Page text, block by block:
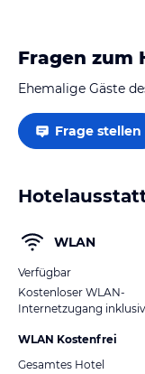
Fragen zum
Ehemalige Gäste
Frage stellen
WLAN
Verfügbar
Kostenloser WLAN-
Internetzugang
WLAN Kostenfrei
Gesamtes Hotel